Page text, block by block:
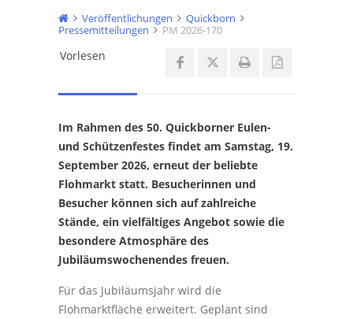
Veröffentlichungen
Quickborn
Pressemitteilungen
PM 2026-170
Vorlesen
Im Rahmen des 50. Quickborner Eulen-
und Schützenfestes findet am Samstag, 19.
September 2026, erneut der beliebte
Flohmarkt statt. Besucherinnen und
Besucher können sich auf zahlreiche
Stände, ein vielfältiges Angebot sowie die
besondere Atmosphäre des
Jubiläumswochenendes freuen.
Für das Jubiläumsjahr wird die
Flohmarktfläche erweitert. Geplant sind